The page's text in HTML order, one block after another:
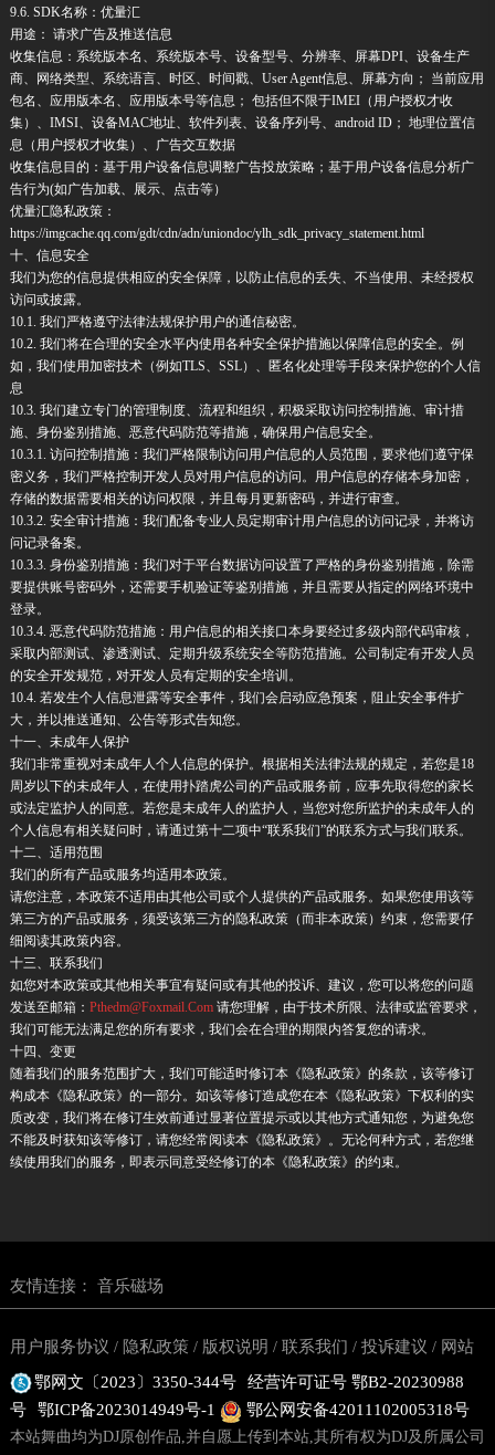
9.6. SDK名称：优量汇
用途： 请求广告及推送信息
收集信息：系统版本名、系统版本号、设备型号、分辨率、屏幕DPI、设备生产
商、网络类型、系统语言、时区、时间戳、User Agent信息、屏幕方向； 当前应用
包名、应用版本名、应用版本号等信息； 包括但不限于IMEI（用户授权才收
集）、IMSI、设备MAC地址、软件列表、设备序列号、android ID； 地理位置信
息（用户授权才收集）、广告交互数据
收集信息目的：基于用户设备信息调整广告投放策略；基于用户设备信息分析广
告行为(如广告加载、展示、点击等）
优量汇隐私政策：
https://imgcache.qq.com/gdt/cdn/adn/uniondoc/ylh_sdk_privacy_statement.html
十、信息安全
我们为您的信息提供相应的安全保障，以防止信息的丢失、不当使用、未经授权
访问或披露。
10.1. 我们严格遵守法律法规保护用户的通信秘密。
10.2. 我们将在合理的安全水平内使用各种安全保护措施以保障信息的安全。例
如，我们使用加密技术（例如TLS、SSL）、匿名化处理等手段来保护您的个人信
息
10.3. 我们建立专门的管理制度、流程和组织，积极采取访问控制措施、审计措
施、身份鉴别措施、恶意代码防范等措施，确保用户信息安全。
10.3.1. 访问控制措施：我们严格限制访问用户信息的人员范围，要求他们遵守保
密义务，我们严格控制开发人员对用户信息的访问。用户信息的存储本身加密，
存储的数据需要相关的访问权限，并且每月更新密码，并进行审查。
10.3.2. 安全审计措施：我们配备专业人员定期审计用户信息的访问记录，并将访
问记录备案。
10.3.3. 身份鉴别措施：我们对于平台数据访问设置了严格的身份鉴别措施，除需
要提供账号密码外，还需要手机验证等鉴别措施，并且需要从指定的网络环境中
登录。
10.3.4. 恶意代码防范措施：用户信息的相关接口本身要经过多级内部代码审核，
采取内部测试、渗透测试、定期升级系统安全等防范措施。公司制定有开发人员
的安全开发规范，对开发人员有定期的安全培训。
10.4. 若发生个人信息泄露等安全事件，我们会启动应急预案，阻止安全事件扩
大，并以推送通知、公告等形式告知您。
十一、未成年人保护
我们非常重视对未成年人个人信息的保护。根据相关法律法规的规定，若您是18
周岁以下的未成年人，在使用扑踏虎公司的产品或服务前，应事先取得您的家长
或法定监护人的同意。若您是未成年人的监护人，当您对您所监护的未成年人的
个人信息有相关疑问时，请通过第十二项中“联系我们”的联系方式与我们联系。
十二、适用范围
我们的所有产品或服务均适用本政策。
请您注意，本政策不适用由其他公司或个人提供的产品或服务。如果您使用该等
第三方的产品或服务，须受该第三方的隐私政策（而非本政策）约束，您需要仔
细阅读其政策内容。
十三、联系我们
如您对本政策或其他相关事宜有疑问或有其他的投诉、建议，您可以将您的问题
发送至邮箱： Pthedm@Foxmail.Com 请您理解，由于技术所限、法律或监管要求，
我们可能无法满足您的所有要求，我们会在合理的期限内答复您的请求。
十四、变更
随着我们的服务范围扩大，我们可能适时修订本《隐私政策》的条款，该等修订
构成本《隐私政策》的一部分。如该等修订造成您在本《隐私政策》下权利的实
质改变，我们将在修订生效前通过显著位置提示或以其他方式通知您，为避免您
不能及时获知该等修订，请您经常阅读本《隐私政策》。无论何种方式，若您继
续使用我们的服务，即表示同意受经修订的本《隐私政策》的约束。
友情连接： 音乐磁场
用户服务协议 / 隐私政策 / 版权说明 / 联系我们 / 投诉建议 / 网站
地图
鄂网文〔2023〕3350-344号
经营许可证号 鄂B2-20230988
号
鄂ICP备2023014949号-1 鄂公网安备42011102005318号
本站舞曲均为DJ原创作品,并自愿上传到本站,其所有权为DJ及所属公司